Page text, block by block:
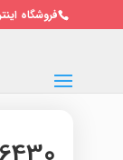
فروشگاه اینترنتی پرواز